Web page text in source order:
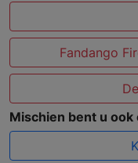
Fandango
Mischien bent u ook